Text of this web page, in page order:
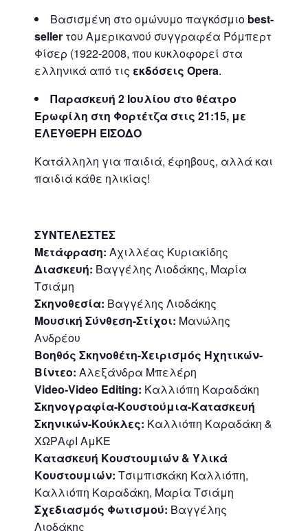
Βασισμένη στο ομώνυμο παγκόσμιο best-
seller του Αμερικανού συγγραφέα Ρόμπερτ
Φίσερ (1922-2008, που κυκλοφορεί στα
ελληνικά από τις εκδόσεις Οpera.
Παρασκευή 2 Ιουλίου στο θέατρο
Ερωφίλη στη Φορτέτζα στις 21:15, με
ΕΛΕΥΘΕΡΗ ΕΙΣΟΔΟ
Κατάλληλη για παιδιά, έφηβους, αλλά και
παιδιά κάθε ηλικίας!
ΣΥΝΤΕΛΕΣΤΕΣ
Μετάφραση: Αχιλλέας Κυριακίδης
Διασκευή: Βαγγέλης Λιοδάκης, Μαρία
Τσιάμη
Σκηνοθεσία: Βαγγέλης Λιοδάκης
Μουσική Σύνθεση-Στίχοι: Μανώλης
Ανδρέου
Βοηθός Σκηνοθέτη-Χειρισμός Ηχητικών-
Βίντεο: Αλεξάνδρα Μπελέρη
Video-Video Editing: Καλλιόπη Καραδάκη
Σκηνογραφία-Κουστούμια-Κατασκευή
Σκηνικών-Κούκλες: Καλλιόπη Καραδάκη &
ΧΩΡΑφΙ ΑμΚΕ
Κατασκευή Κουστουμιών & Υλικά
Κουστουμιών: Τσιμπισκάκη Καλλιόπη,
Καλλιόπη Καραδάκη, Μαρία Τσιάμη
Σχεδιασμός Φωτισμού: Βαγγέλης
Λιοδάκης